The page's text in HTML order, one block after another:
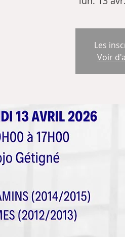
Les
Voir